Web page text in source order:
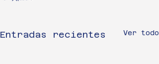
Entradas recientes Ver todo